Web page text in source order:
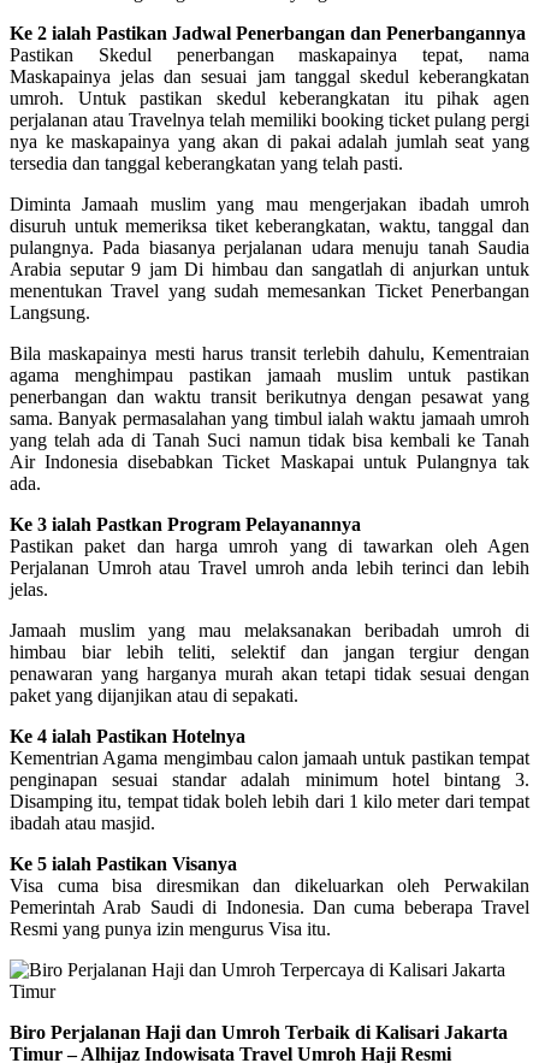
Ke 2 ialah Pastikan Jadwal Penerbangan dan Penerbangannya
Pastikan Skedul penerbangan maskapainya tepat, nama
Maskapainya jelas dan sesuai jam tanggal skedul keberangkatan
umroh. Untuk pastikan skedul keberangkatan itu pihak agen
perjalanan atau Travelnya telah memiliki booking ticket pulang pergi
nya ke maskapainya yang akan di pakai adalah jumlah seat yang
tersedia dan tanggal keberangkatan yang telah pasti.
Diminta Jamaah muslim yang mau mengerjakan ibadah umroh
disuruh untuk memeriksa tiket keberangkatan, waktu, tanggal dan
pulangnya. Pada biasanya perjalanan udara menuju tanah Saudia
Arabia seputar 9 jam Di himbau dan sangatlah di anjurkan untuk
menentukan Travel yang sudah memesankan Ticket Penerbangan
Langsung.
Bila maskapainya mesti harus transit terlebih dahulu, Kementraian
agama menghimpau pastikan jamaah muslim untuk pastikan
penerbangan dan waktu transit berikutnya dengan pesawat yang
sama. Banyak permasalahan yang timbul ialah waktu jamaah umroh
yang telah ada di Tanah Suci namun tidak bisa kembali ke Tanah
Air Indonesia disebabkan Ticket Maskapai untuk Pulangnya tak
ada.
Ke 3 ialah Pastkan Program Pelayanannya
Pastikan paket dan harga umroh yang di tawarkan oleh Agen
Perjalanan Umroh atau Travel umroh anda lebih terinci dan lebih
jelas.
Jamaah muslim yang mau melaksanakan beribadah umroh di
himbau biar lebih teliti, selektif dan jangan tergiur dengan
penawaran yang harganya murah akan tetapi tidak sesuai dengan
paket yang dijanjikan atau di sepakati.
Ke 4 ialah Pastikan Hotelnya
Kementrian Agama mengimbau calon jamaah untuk pastikan tempat
penginapan sesuai standar adalah minimum hotel bintang 3.
Disamping itu, tempat tidak boleh lebih dari 1 kilo meter dari tempat
ibadah atau masjid.
Ke 5 ialah Pastikan Visanya
Visa cuma bisa diresmikan dan dikeluarkan oleh Perwakilan
Pemerintah Arab Saudi di Indonesia. Dan cuma beberapa Travel
Resmi yang punya izin mengurus Visa itu.
Biro Perjalanan Haji dan Umroh Terbaik di Kalisari Jakarta
Timur – Alhijaz Indowisata Travel Umroh Haji Resmi